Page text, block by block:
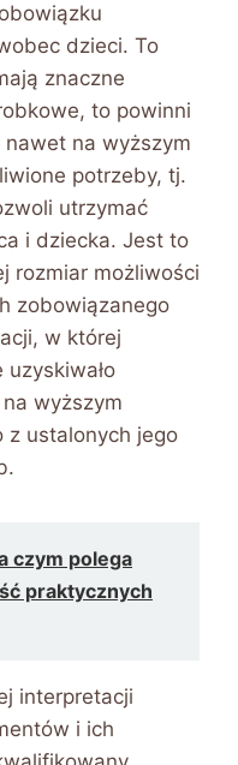
dzieci. To
znaczne
to powinni
na wyższym
potrzeby, tj.
utrzymać
i dziecka. Jest to
rozmiar możliwości
zobowiązanego
w której
wyższym
z ustalonych jego
czym polega
praktycznych
interpretacji
i ich